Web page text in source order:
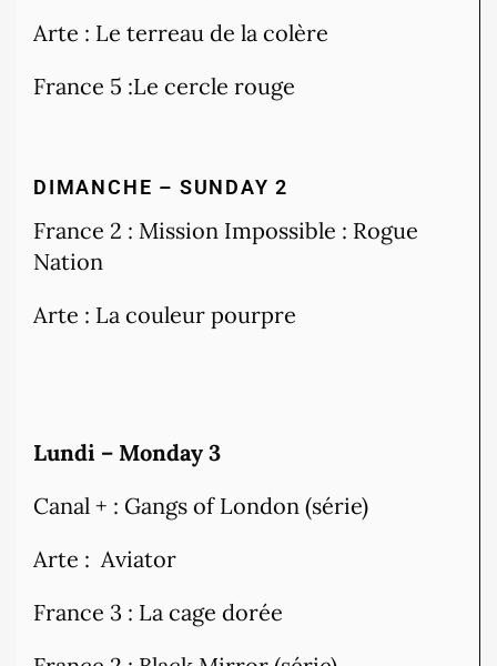
Arte : Le terreau de la colère
France 5 :Le cercle rouge
DIMANCHE – SUNDAY 2
France 2 : Mission Impossible : Rogue
Nation
Arte : La couleur pourpre
Lundi – Monday 3
Canal + : Gangs of London (série)
Arte : Aviator
France 3 : La cage dorée